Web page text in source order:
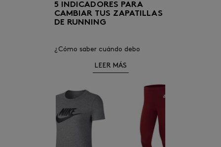
5 INDICADORES PARA
CAMBIAR TUS ZAPATILLAS
DE RUNNING
¿Cómo saber cuándo debo
Seguro que alguna que otra vez te
LEER MÁS